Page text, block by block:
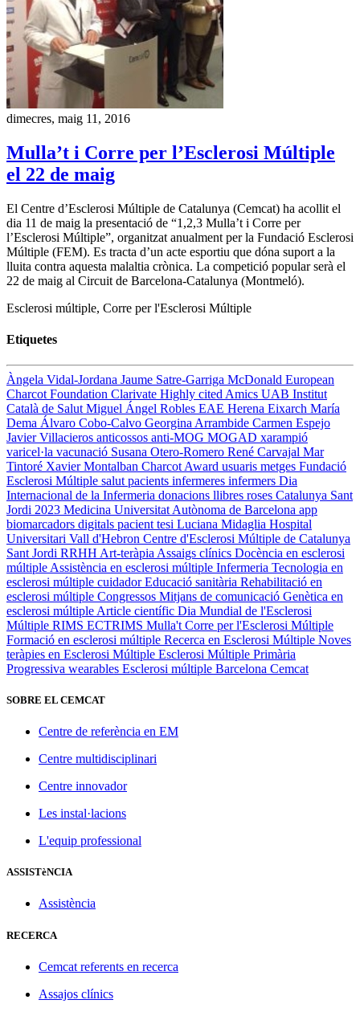
dimecres, maig 11, 2016
Mulla’t i Corre per l’Esclerosi Múltiple
el 22 de maig
El Centre d’Esclerosi Múltiple de Catalunya (Cemcat) ha acollit el
dia 11 de maig la presentació de “1,2,3 Mulla’t i Corre per
l’Esclerosi Múltiple”, organitzat anualment per la Fundació Esclerosi
Múltiple (FEM). Es tracta d’un acte esportiu que dóna suport a la
lluita contra aquesta malaltia crònica. La competició popular serà el
22 de maig al Circuit de Barcelona-Catalunya (Montmeló).
Esclerosi múltiple, Corre per l'Esclerosi Múltiple
Etiquetes
Àngela Vidal-Jordana Jaume Satre-Garriga McDonald European
Charcot Foundation Clarivate Highly cited Amics UAB Institut
Català de Salut Miguel Ángel Robles EAE Herena Eixarch María
Dema Álvaro Cobo-Calvo Georgina Arrambide Carmen Espejo
Javier Villacieros anticossos anti-MOG MOGAD xarampió
varicel·la vacunació Susana Otero-Romero René Carvajal Mar
Tintoré Xavier Montalban Charcot Award usuaris metges Fundació
Esclerosi Múltiple salut pacients infermeres infermers Dia
Internacional de la Infermeria donacions llibres roses Catalunya Sant
Jordi 2023 Medicina Universitat Autònoma de Barcelona app
biomarcadors digitals pacient tesi Luciana Midaglia Hospital
Universitari Vall d'Hebron Centre d'Esclerosi Múltiple de Catalunya
Sant Jordi RRHH Art-teràpia Assaigs clínics Docència en esclerosi
múltiple Assistència en esclerosi múltiple Infermeria Tecnologia en
esclerosi múltiple cuidadorEducació sanitària Rehabilitació en
esclerosi múltiple Congressos Mitjans de comunicació Genètica en
esclerosi múltiple Article científic Dia Mundial de l'Esclerosi
Múltiple RIMS ECTRIMS Mulla't Corre per l'Esclerosi Múltiple
Formació en esclerosi múltiple Recerca en Esclerosi Múltiple Noves
teràpies en Esclerosi Múltiple Esclerosi Múltiple Primària
Progressiva wearables Esclerosi múltiple Barcelona Cemcat
SOBRE EL CEMCAT
Centre de referència en EM
Centre multidisciplinari
Centre innovador
Les instal·lacions
L'equip professional
ASSISTèNCIA
Assistència
RECERCA
Cemcat referents en recerca
Assajos clínics